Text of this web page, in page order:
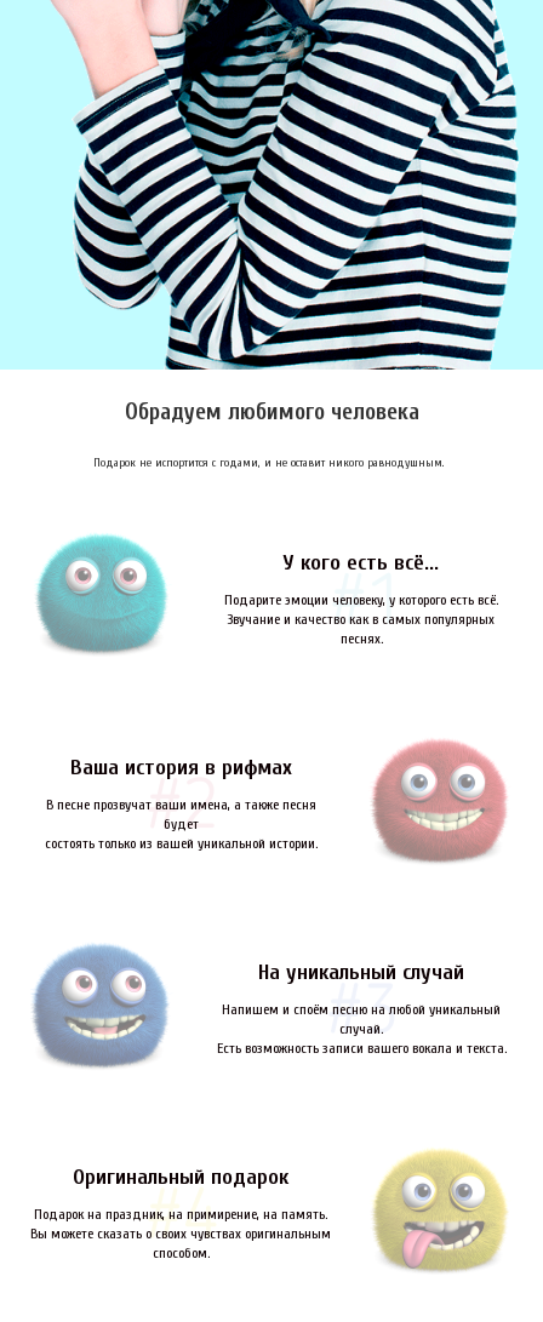
Обрадуем любимого человека
Подарок не испортится с годами, и не оставит никого равнодушным.
У кого есть всё...
Подарите эмоции человеку, у которого есть всё.
Звучание и качество как в самых популярных
песнях.
Ваша история в рифмах
В песне прозвучат ваши имена, а также песня
будет
состоять только из вашей уникальной истории.
На уникальный случай
Напишем и споём песню на любой уникальный
случай.
Есть возможность записи вашего вокала и текста.
Оригинальный подарок
Подарок на праздник, на примирение, на память.
Вы можете сказать о своих чувствах оригинальным
способом.